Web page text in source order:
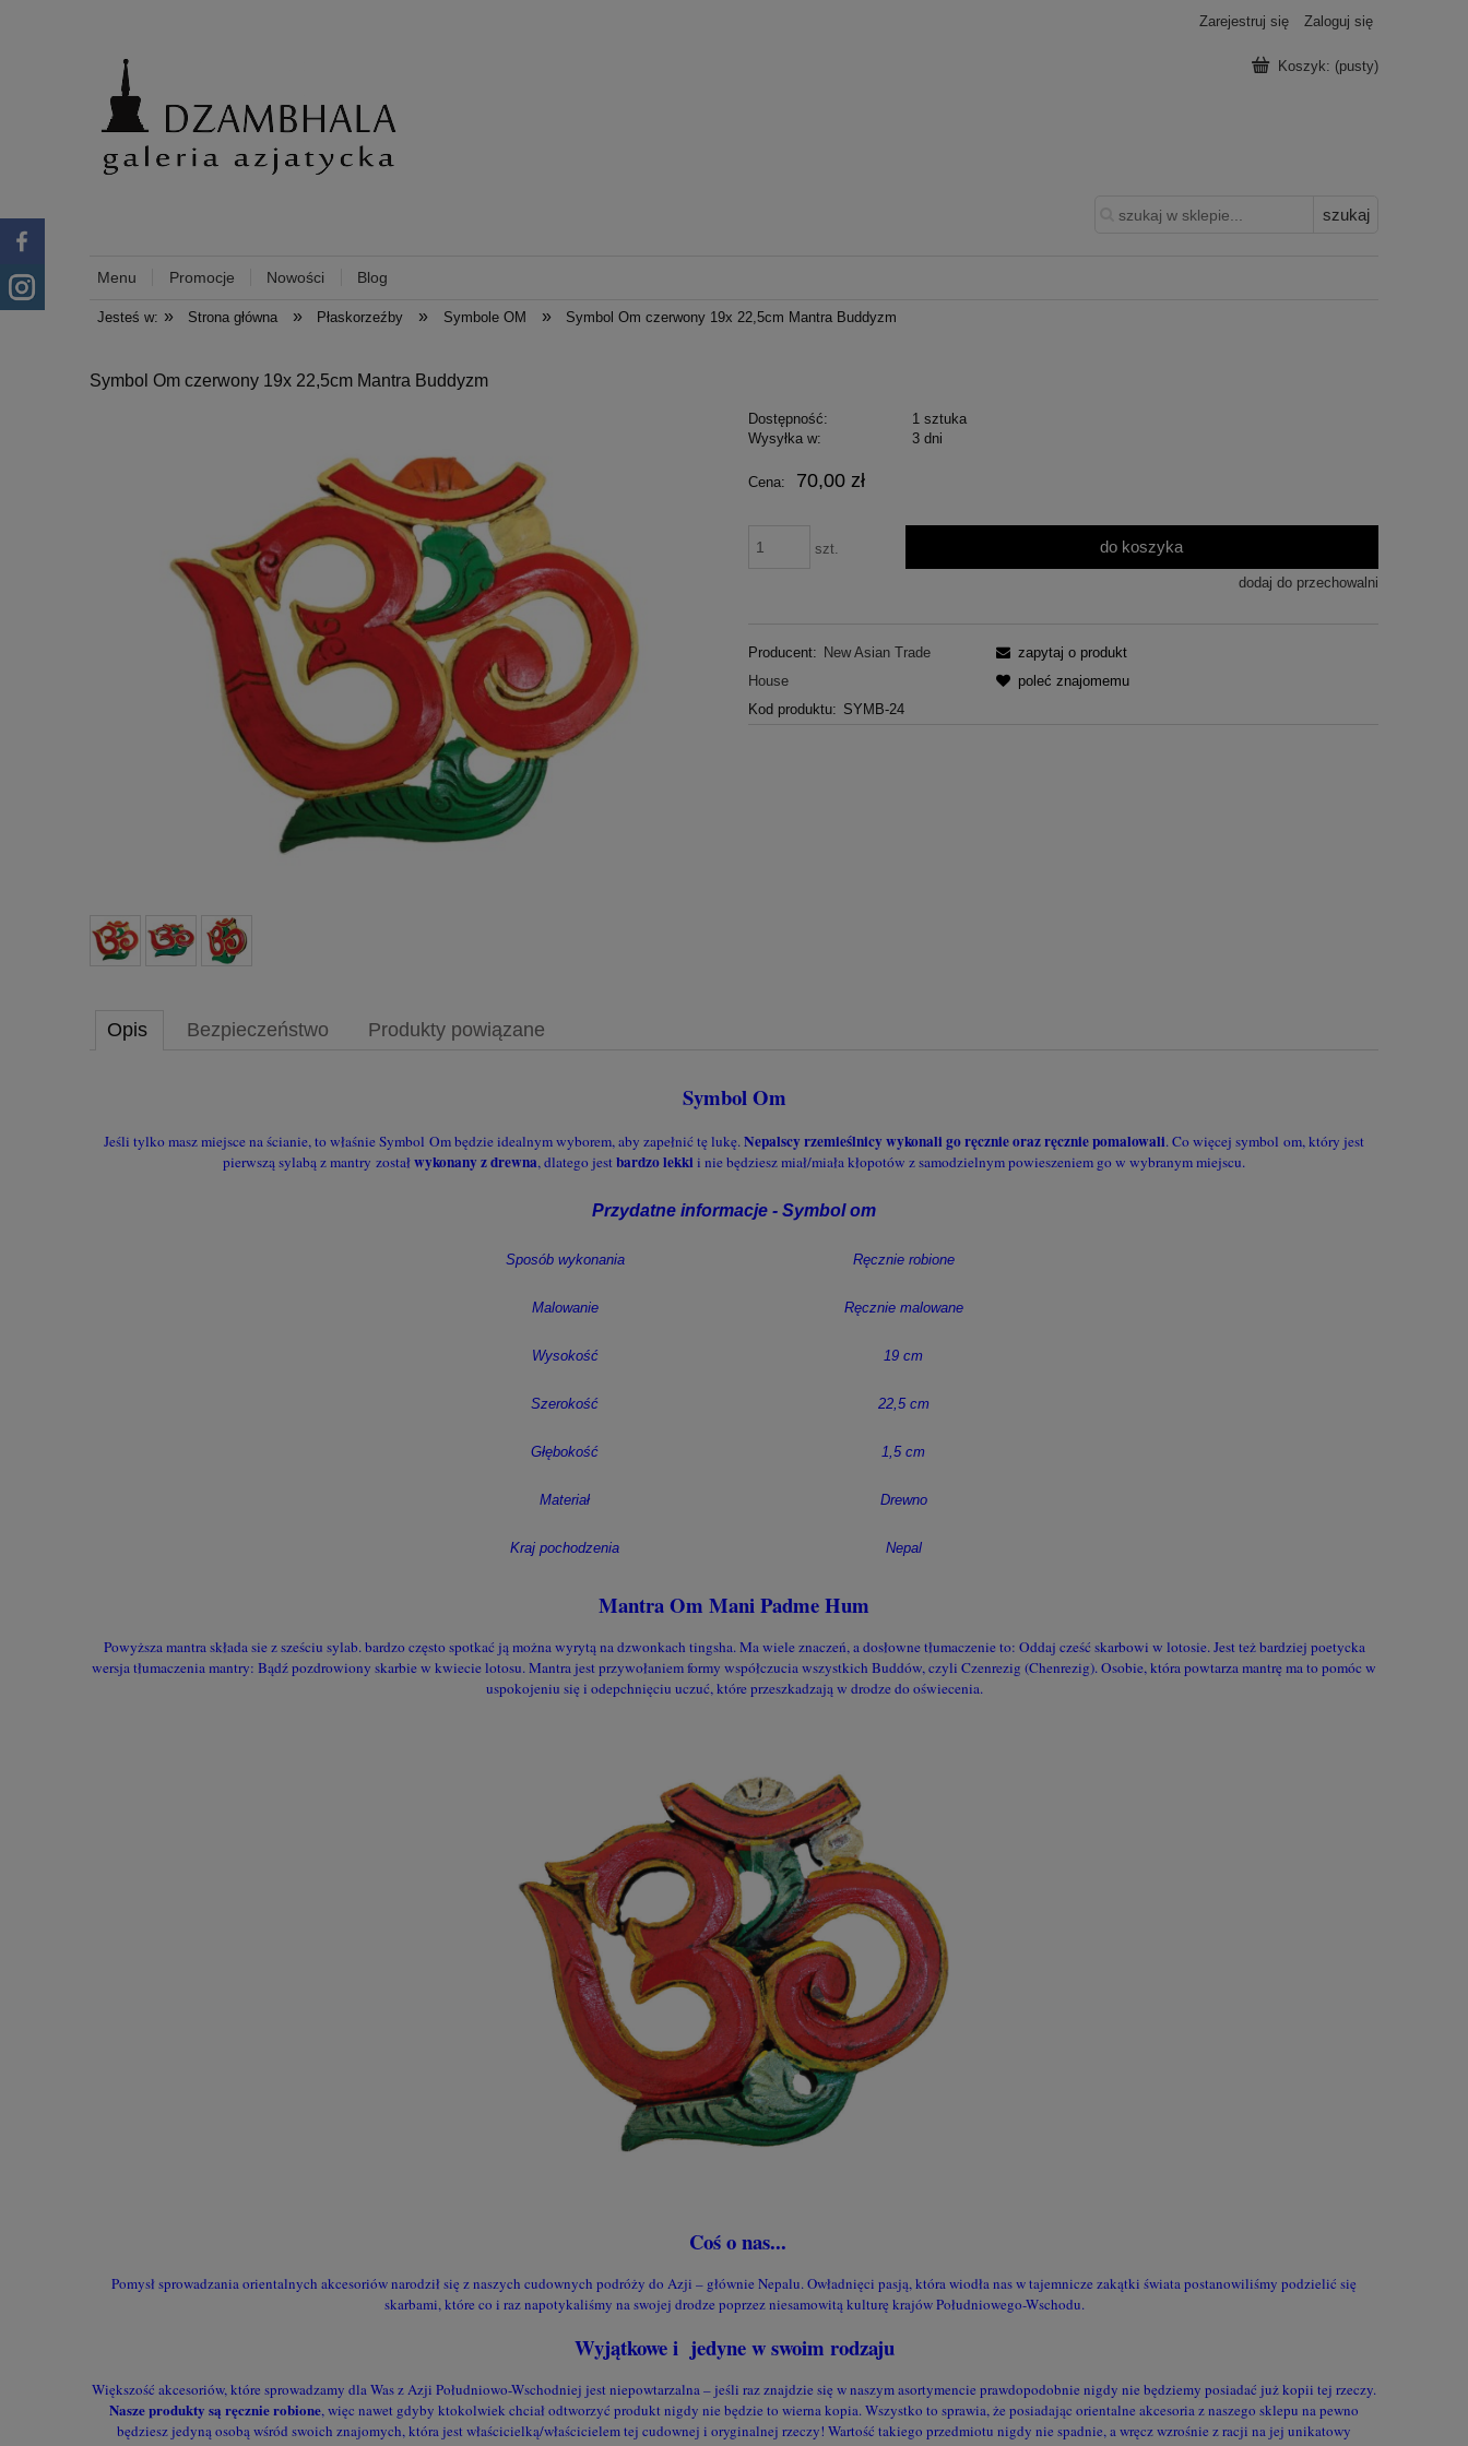
Zarejestruj się Zaloguj się
Koszyk: (pusty)
szukaj
Menu Promocje Nowości Blog
Jesteś w: » Strona główna » Płaskorzeźby » Symbole OM » Symbol Om czerwony 19x 22,5cm Mantra Buddyzm
Symbol Om czerwony 19x 22,5cm Mantra Buddyzm
Dostępność:
1 sztuka
Wysyłka w:
3 dni
Cena: 70,00 zł
szt. do koszyka
dodaj do przechowalni
Producent: New Asian Trade
House
Kod produktu: SYMB-24
zapytaj o produkt
poleć znajomemu
Opis Bezpieczeństwo Produkty powiązane
Symbol Om
Jeśli tylko masz miejsce na ścianie, to właśnie Symbol Om będzie idealnym wyborem, aby zapełnić tę lukę.Nepalscy rzemieślnicy wykonali go ręcznie oraz ręcznie pomalowali. Co więcej symbol om, który jest
pierwszą sylabą z mantry zostałwykonany z drewna, dlatego jestbardzo lekki i nie będziesz miał/miała kłopotów z samodzielnym powieszeniem go w wybranym miejscu.
Przydatne informacje - Symbol om
Sposób wykonania Ręcznie robione
Malowanie Ręcznie malowane
Wysokość 19 cm
Szerokość 22,5 cm
Głębokość 1,5 cm
Materiał Drewno
Kraj pochodzenia Nepal
Mantra Om Mani Padme Hum
Powyższa mantra składa sie z sześciu sylab. bardzo często spotkać ją można wyrytą na dzwonkach tingsha. Ma wiele znaczeń, a dosłowne tłumaczenie to: Oddaj cześć skarbowi w lotosie. Jest też bardziej poetycka
wersja tłumaczenia mantry: Bądź pozdrowiony skarbie w kwiecie lotosu. Mantra jest przywołaniem formy współczucia wszystkich Buddów, czyli Czenrezig (Chenrezig). Osobie, która powtarza mantrę ma to pomóc w
uspokojeniu się i odepchnięciu uczuć, które przeszkadzają w drodze do oświecenia.
Coś o nas...
Pomysł sprowadzania orientalnych akcesoriów narodził się z naszych cudownych podróży do Azji – głównie Nepalu. Owładnięci pasją, która wiodła nas w tajemnicze zakątki świata postanowiliśmy podzielić się
skarbami, które co i raz napotykaliśmy na swojej drodze poprzez niesamowitą kulturę krajów Południowego-Wschodu.
Wyjątkowe i jedyne w swoim rodzaju
Większość akcesoriów, które sprowadzamy dla Was z Azji Południowo-Wschodniej jest niepowtarzalna – jeśli raz znajdzie się w naszym asortymencie prawdopodobnie nigdy nie będziemy posiadać już kopii tej rzeczy.
Nasze produkty są ręcznie robione, więc nawet gdyby ktokolwiek chciał odtworzyć produkt nigdy nie będzie to wierna kopia. Wszystko to sprawia, że posiadając orientalne akcesoria z naszego sklepu na pewno
będziesz jedyną osobą wśród swoich znajomych, która jest właścicielką/właścicielem tej cudownej i oryginalnej rzeczy! Wartość takiego przedmiotu nigdy nie spadnie, a wręcz wzrośnie z racji na jej unikatowy